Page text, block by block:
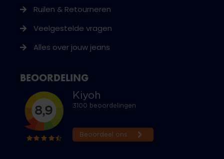
Ruilen & Retourneren
Veelgestelde vragen
Alles over jouw jeans
BEOORDELING